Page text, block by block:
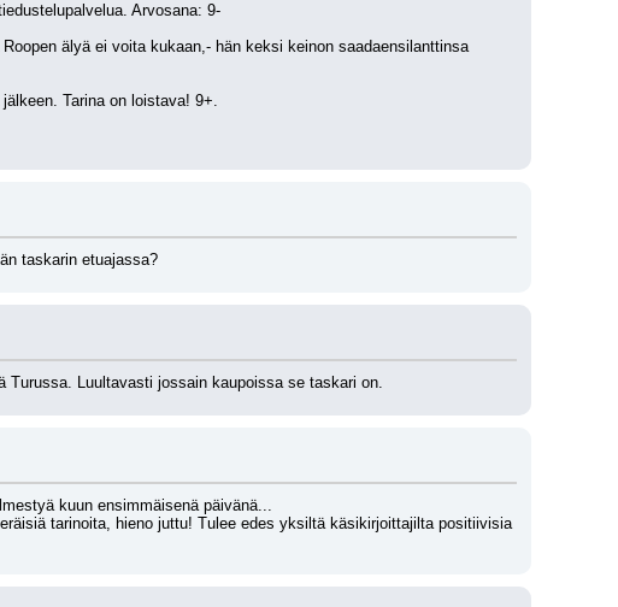
Arvosana: 9-
älyä ei voita kukaan,- hän keksi keinon saadaensilanttinsa
Tarina on loistava! 9+.
taskarin etuajassa?
Turussa. Luultavasti jossain kaupoissa se taskari on.
kuun ensimmäisenä päivänä...
tarinoita, hieno juttu! Tulee edes yksiltä käsikirjoittajilta positiivisia